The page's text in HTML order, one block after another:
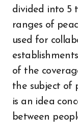
divided into 5
ranges of
used for
of the
the subject of
is an idea
between